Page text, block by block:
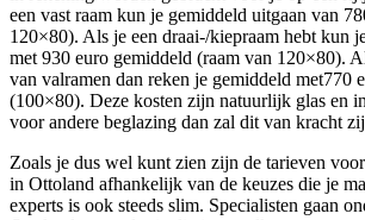
een vast raam kun je gemiddeld uitgaan van
120×80). Als je een draai-/kiepraam hebt kun
met 930 euro gemiddeld (raam van 120×80).
van valramen dan reken je gemiddeld met770
(100×80). Deze kosten zijn natuurlijk glas en
voor andere beglazing dan zal dit van kracht
Zoals je dus wel kunt zien zijn de tarieven
in Ottoland afhankelijk van de keuzes die je
experts is ook steeds slim. Specialisten gaan